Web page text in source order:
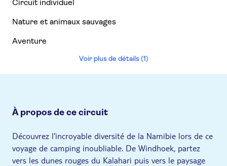
Circuit individuel
Nature et animaux sauvages
Aventure
Voir plus de détails (1)
À propos de ce circuit
Découvrez l'incroyable diversité de la Namibie lors de ce
voyage de camping inoubliable. De Windhoek, partez
vers les dunes rouges du Kalahari puis vers le paysage